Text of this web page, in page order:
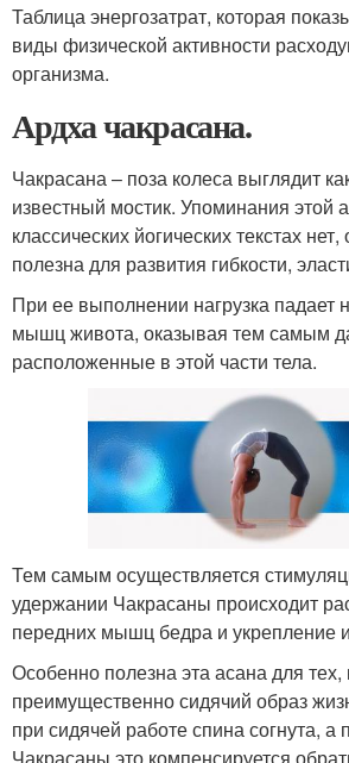
Таблица энергозатрат, которая
виды физической активности
организма.
Ардха чакрасана.
Чакрасана – поза колеса выглядит
известный мостик. Упоминания этой
классических йогических текстах
полезна для развития гибкости,
При ее выполнении нагрузка падает
мышц живота, оказывая тем самым
расположенные в этой части тела.
Тем самым осуществляется
удержании Чакрасаны происходит
передних мышц бедра и укрепление
Особенно полезна эта асана для тех,
преимущественно сидячий образ
при сидячей работе спина согнута,
Чакрасаны это компенсируется